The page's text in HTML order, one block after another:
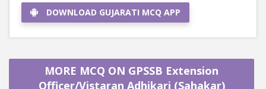
DOWNLOAD GUJARATI MCQ APP
MORE MCQ ON GPSSB Extension
Officer/Vistaran Adhikari (Sahakar)